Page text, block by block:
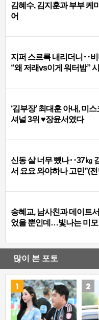
김혜수, 김지훈과 부부 케
어
지퍼 스르륵 내리더니‥
“왜 저래vs이게 워터밤”
‘김부장’ 최대훈 아내, 미
셔널 3위 ♥장윤서였다
신동 살 너무 뺐나‥37㎏
서 요요 와야하나 고민”(
송혜교, 남사친과 데이트
었을 뿐인데…빛나는 미모
많이 본 포토